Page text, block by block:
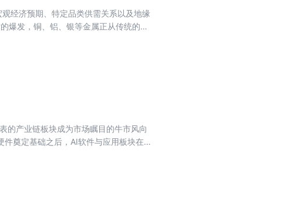
经济预期、特定品类供需关系以及地缘
爆发，铜、铝、银等金属正从传统的周
的产业链板块成为市场瞩目的牛市风向
奠定基础之后，AI软件与应用板块在